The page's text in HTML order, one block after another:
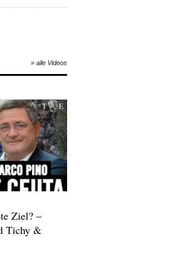
» alle Videos
Ziel? –
Tichy &